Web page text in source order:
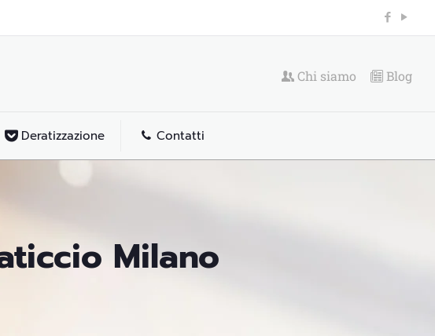
Deratizzazione Contatti
Chi siamo Blog
Milano